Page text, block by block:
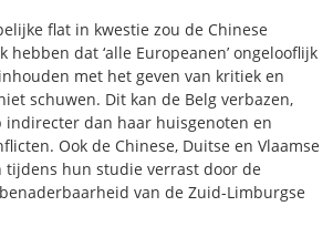
flat in kwestie zou de Chinese
dat ‘alle Europeanen’ ongelooflijk
met het geven van kritiek en
schuwen. Dit kan de Belg verbazen,
dan haar huisgenoten en
Ook de Chinese, Duitse en Vlaamse
tijdens hun studie verrast door de
van de Zuid-Limburgse